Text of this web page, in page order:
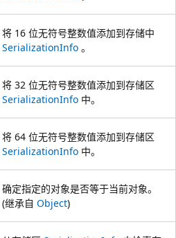
将 16 位无符号整数值添加到存储中
SerializationInfo 。
将 32 位无符号整数值添加到存储区
SerializationInfo 中。
将 64 位无符号整数值添加到存储区
SerializationInfo 中。
确定指定的对象是否等于当前对象。
(继承自 Object)